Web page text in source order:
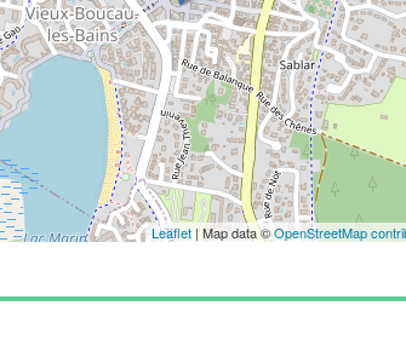
Leaflet | Map data ©OpenStreetMap
Augmentez
vosmarges
nouveaux
En